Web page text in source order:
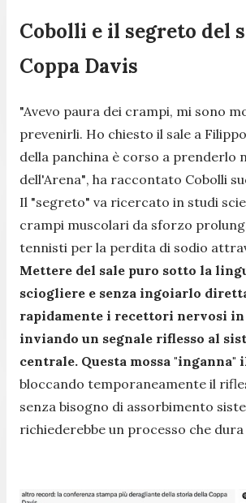
Cobolli e il segreto del
Coppa Davis
"Avevo paura dei crampi, mi sono
prevenirli. Ho chiesto il sale a
della panchina è corso a prenderlo
dell'Arena", ha raccontato Cobolli
Il "segreto" va ricercato in studi
crampi muscolari da sforzo
tennisti per la perdita di sodio
Mettere del sale puro sotto la
sciogliere e senza ingoiarlo
rapidamente i recettori nervosi in
inviando un segnale riflesso al
centrale. Questa mossa "inganna"
bloccando temporaneamente il
senza bisogno di assorbimento
richiederebbe un processo che